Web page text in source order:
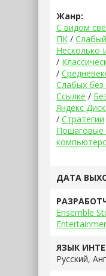
ДАТА
Ensemble
ЯЗЫК
Русский,
Жанр:
С видом
ПК /
Несколько
/
/
Слабых без
Ссылке /
Яндекс
/ Стратегии
Пошаговые